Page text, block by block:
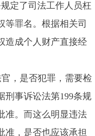
定了司法工作人员枉
等罪名。根据相关司
造成个人财产直接经
，是否犯罪，需要检
刑事诉讼法第199条规
准。而这么明显违法
准，是否也应该承担